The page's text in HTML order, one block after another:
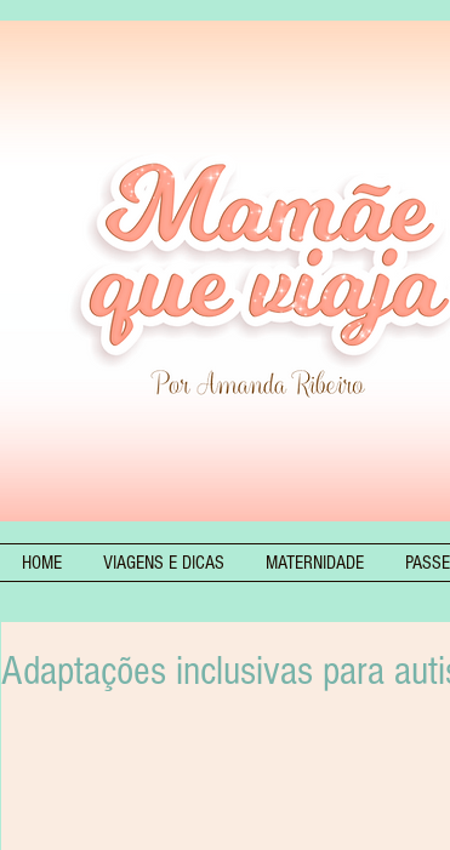
HOME VIAGENS E DICAS MATERNIDADE
Adaptações inclusivas para